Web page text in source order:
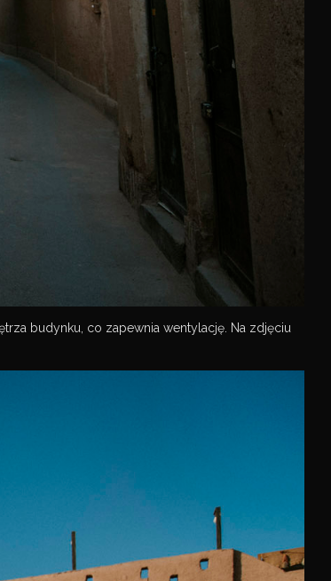
budynku, co zapewnia wentylację. Na zdjęciu